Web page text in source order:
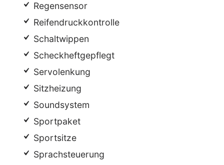
Regensensor
Reifendruckkontrolle
Schaltwippen
Scheckheftgepflegt
Servolenkung
Sitzheizung
Soundsystem
Sportpaket
Sportsitze
Sprachsteuerung